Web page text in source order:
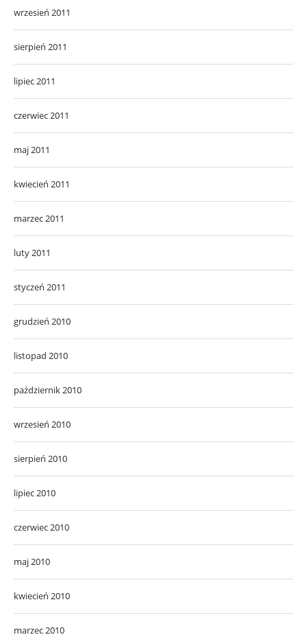
wrzesień 2011
sierpień 2011
lipiec 2011
czerwiec 2011
maj 2011
kwiecień 2011
marzec 2011
luty 2011
styczeń 2011
grudzień 2010
listopad 2010
październik 2010
wrzesień 2010
sierpień 2010
lipiec 2010
czerwiec 2010
maj 2010
kwiecień 2010
marzec 2010